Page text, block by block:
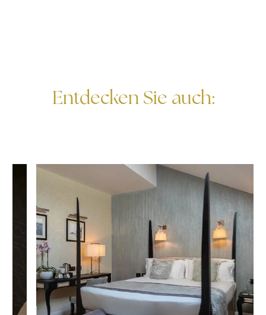
Entdecken Sie auch: